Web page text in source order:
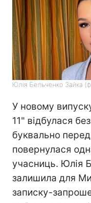
Юлія Бельченко Зайка
У новому
11" відбулася
буквально
повернулася
учасниць. Юлія
залишила для
записку-